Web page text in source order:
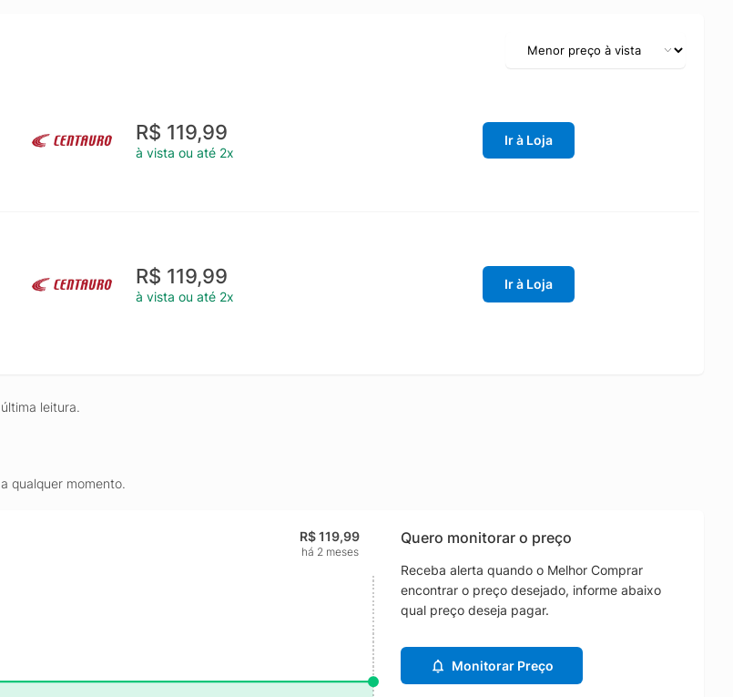
R$ 119,99
à vista ou até 2x
Ir à Loja
R$ 119,99
à vista ou até 2x
Ir à Loja
leitura.
qualquer momento.
R$ 119,99
há 2 meses
Quero monitorar o preço
Receba alerta quando o Melhor Comprar
encontrar o preço desejado, informe abaixo
qual preço deseja pagar.
Monitorar Preço